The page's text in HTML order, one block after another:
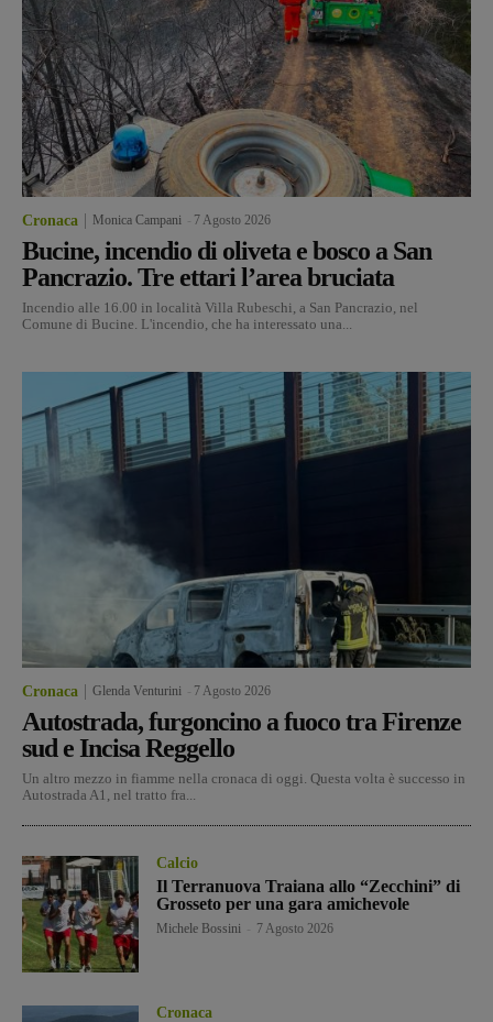
Cronaca Monica Campani 7 Agosto 2026
Bucine, incendio di oliveta e bosco a San
Pancrazio. Tre ettari l’area bruciata
Incendio alle 16.00 in località Villa Rubeschi, a San Pancrazio, nel
Comune di Bucine. L'incendio, che ha interessato una...
Cronaca Glenda Venturini 7 Agosto 2026
Autostrada, furgoncino a fuoco tra Firenze
sud e Incisa Reggello
Un altro mezzo in fiamme nella cronaca di oggi. Questa volta è successo in
Autostrada A1, nel tratto fra...
Calcio
Il Terranuova Traiana allo “Zecchini” di
Grosseto per una gara amichevole
Michele Bossini 7 Agosto 2026
Cronaca